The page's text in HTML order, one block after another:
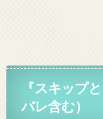
『スキップ
バレ含む）